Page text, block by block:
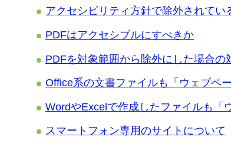
アクセシビリティ方針で除外されてい
PDFはアクセシブルにすべきか
PDFを対象範囲から除外にした場合の
Office系の文書ファイルも「ウェブペ
WordやExcelで作成したファイルも「
スマートフォン専用のサイトについて